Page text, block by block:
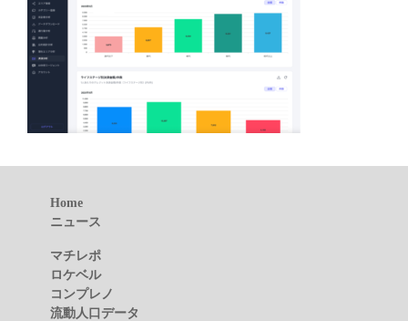
Home
ニュース
マチレポ
ロケベル
コンプレノ
流動人口データ